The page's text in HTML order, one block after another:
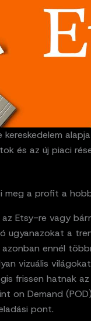
kereskedelem
és az új piaci
meg a profit a
az Etsy-re vagy
ugyanazokat a
ennél
vizuális
frissen hatnak
on Demand
pont.